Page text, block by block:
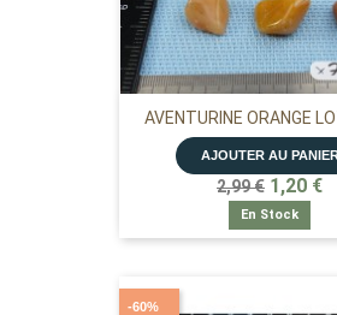
AVENTURINE ORANGE
AJOUTER AU
2,99 € 1,20 €
En Stock
-60%